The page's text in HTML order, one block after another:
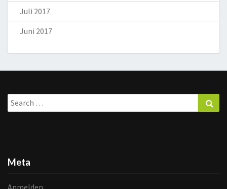
Juli 2017
Juni 2017
Search
for:
Meta